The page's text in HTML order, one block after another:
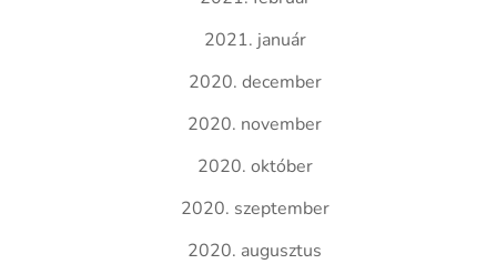
2021. január
2020. december
2020. november
2020. október
2020. szeptember
2020. augusztus